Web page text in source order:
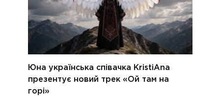
Юна українська співачка KristiAna
презентує новий трек «Ой там на
горі»